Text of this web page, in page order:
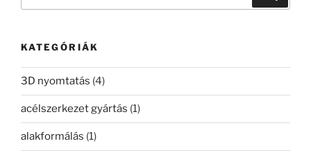
KATEGÓRIÁK
3D nyomtatás (4)
acélszerkezet gyártás (1)
alakformálás (1)